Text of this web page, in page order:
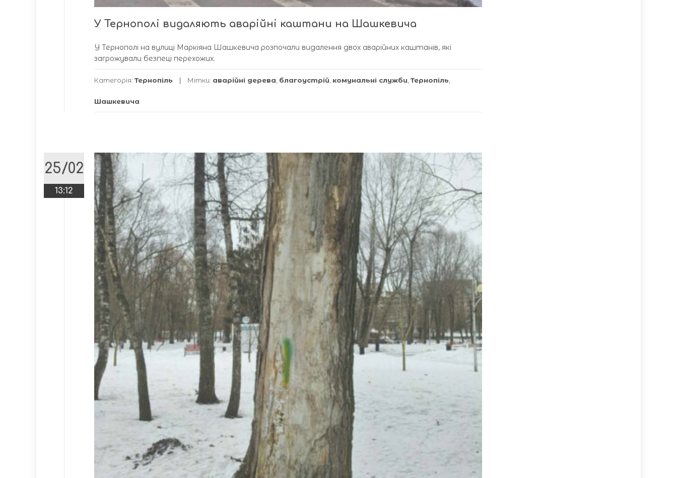
У Тернополі видаляють аварійні каштани на Шашкевича
У Тернополі на вулиці Маркіяна Шашкевича розпочали видалення двох аварійних каштанів, які
загрожували безпеці перехожих.
Категорія: Тернопіль Мітки: аварійні дерева, благоустрій, комунальні служби, Тернопіль,
Шашкевича
25/02
13:12